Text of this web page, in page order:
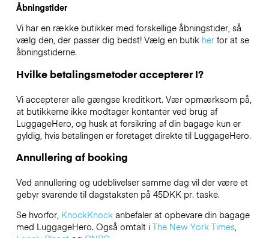
Åbningstider
Vi har en række butikker med forskellige åbningstider, så
vælg den, der passer dig bedst! Vælg en butik herfor at se
åbningstiderne.
Hvilke betalingsmetoder accepterer I?
Vi accepterer alle gængse kreditkort. Vær opmærksom på,
at butikkerne ikke modtager kontanter ved brug af
LuggageHero, og husk at forsikring af din bagage kun er
gyldig, hvis betalingen er foretaget direkte til LuggageHero.
Annullering af booking
Ved annullering og udeblivelser samme dag vil der være et
gebyr svarende til dagstaksten på 45DKK pr. taske.
Se hvorfor, KnockKnockanbefaler at opbevare din bagage
med LuggageHero. Også omtalt i The New York Times,